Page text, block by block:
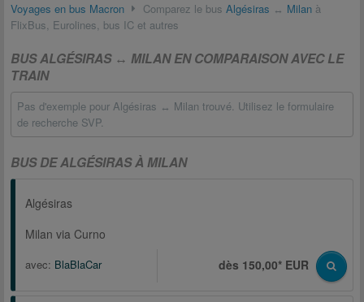
Voyages en bus Macron Comparez le bus Algésiras ↔ Milan à
FlixBus, Eurolines, bus IC et autres
BUS ALGÉSIRAS ↔ MILAN EN COMPARAISON AVEC LE
TRAIN
Pas d'exemple pour Algésiras ↔ Milan trouvé. Utilisez le formulaire
de recherche SVP.
BUS DE ALGÉSIRAS À MILAN
Algésiras
Milan via Curno
avec: BlaBlaCar dès 150,00* EUR